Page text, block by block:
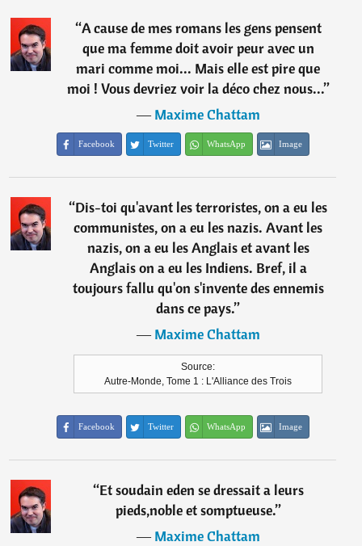
“A cause de mes romans les gens pensent
que ma femme doit avoir peur avec un
mari comme moi... Mais elle est pire que
moi ! Vous devriez voir la déco chez nous...”
―Maxime Chattam
Facebook Twitter WhatsApp Image
“Dis-toi qu'avant les terroristes, on a eu les
communistes, on a eu les nazis. Avant les
nazis, on a eu les Anglais et avant les
Anglais on a eu les Indiens. Bref, il a
toujours fallu qu'on s'invente des ennemis
dans ce pays.”
―Maxime Chattam
Source:
Autre-Monde, Tome 1 : L'Alliance des Trois
Facebook Twitter WhatsApp Image
“Et soudain eden se dressait a leurs
pieds,noble et somptueuse.”
―Maxime Chattam